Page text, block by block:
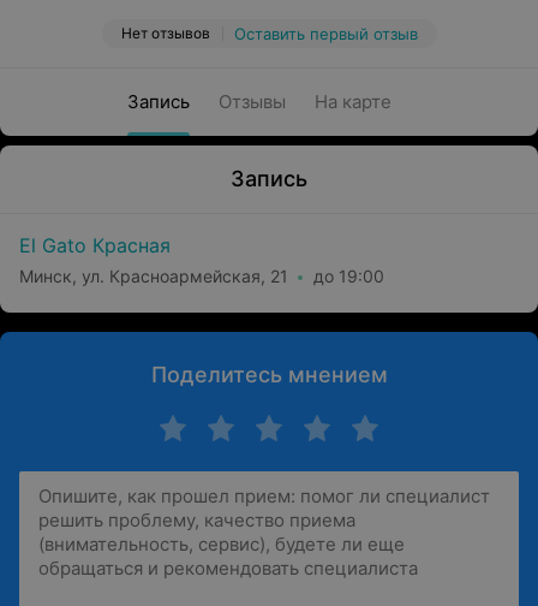
Нет отзывов Оставить первый отзыв
Запись Отзывы На карте
Запись
El Gato Красная
Минск, ул. Красноармейская, 21 до 19:00
Поделитесь мнением